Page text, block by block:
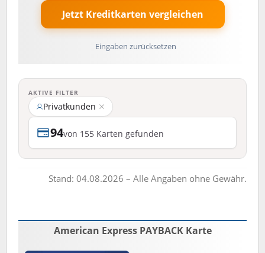
Eingaben zurücksetzen
AKTIVE FILTER
Privatkunden
94von 155 Karten gefunden
Stand: 04.08.2026 – Alle Angaben ohne Gewähr.
American Express PAYBACK Karte